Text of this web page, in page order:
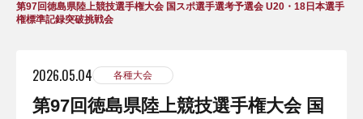
第97回徳島県陸上競技選手権大会 国スポ選手選考予選会 U20・18日本選手
権標準記録突破挑戦会
2026.05.04 各種大会
第97回徳島県陸上競技選手権大会 国